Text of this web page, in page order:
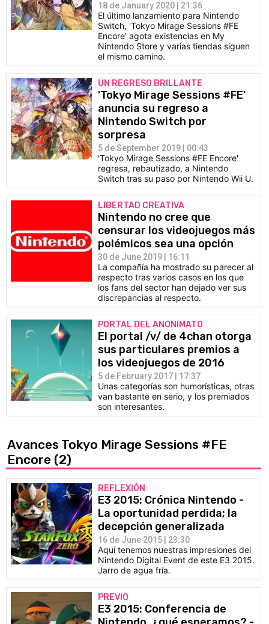
18 de January 2020 | 21:36
El último lanzamiento para Nintendo
Switch, 'Tokyo Mirage Sessions #FE
Encore' agota existencias en My
Nintendo Store y varias tiendas siguen
el mismo camino.
UN REGRESO BRILLANTE
'Tokyo Mirage Sessions #FE'
anuncia su regreso a
Nintendo Switch por
sorpresa
5 de September 2019 | 00:43
'Tokyo Mirage Sessions #FE Encore'
regresa, rebautizado, a Nintendo
Switch tras su paso por Nintendo Wii U.
LIBERTAD CREATIVA
Nintendo no cree que
censurar los videojuegos más
polémicos sea una opción
30 de June 2019 | 16:11
La compañía ha mostrado su parecer al
respecto tras varios casos en los que
los fans del sector han dejado ver sus
discrepancias al respecto.
PORTAL DEL ANONIMATO
El portal /v/ de 4chan otorga
sus particulares premios a
los videojuegos de 2016
5 de February 2017 | 17:37
Unas categorías son humorísticas, otras
van bastante en serio, y los premiados
son interesantes.
Avances Tokyo Mirage Sessions #FE
Encore (2)
REFLEXIÓN
E3 2015: Crónica Nintendo -
La oportunidad perdida; la
decepción generalizada
16 de June 2015 | 23:30
Aquí tenemos nuestras impresiones del
Nintendo Digital Event de este E3 2015.
Jarro de agua fría.
PREVIO
E3 2015: Conferencia de